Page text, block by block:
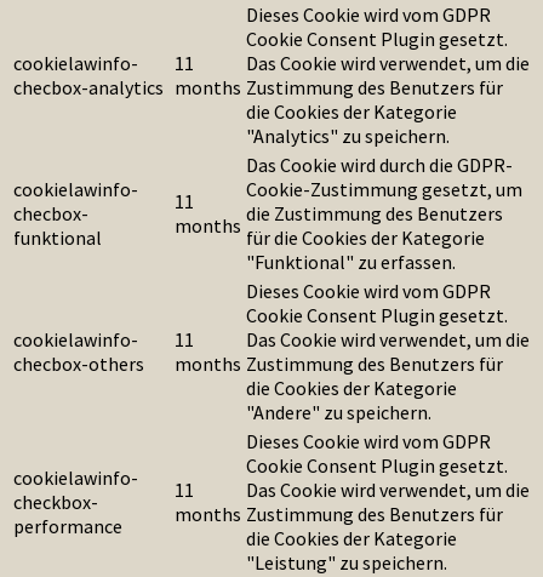
cookielawinfo-
checbox-analytics
11
months
Dieses Cookie wird vom GDPR
Cookie Consent Plugin gesetzt.
Das Cookie wird verwendet, um die
Zustimmung des Benutzers für
die Cookies der Kategorie
"Analytics" zu speichern.
cookielawinfo-
checbox-
funktional
11
months
Das Cookie wird durch die GDPR-
Cookie-Zustimmung gesetzt, um
die Zustimmung des Benutzers
für die Cookies der Kategorie
"Funktional" zu erfassen.
cookielawinfo-
checbox-others
11
months
Dieses Cookie wird vom GDPR
Cookie Consent Plugin gesetzt.
Das Cookie wird verwendet, um die
Zustimmung des Benutzers für
die Cookies der Kategorie
"Andere" zu speichern.
cookielawinfo-
checkbox-
performance
11
months
Dieses Cookie wird vom GDPR
Cookie Consent Plugin gesetzt.
Das Cookie wird verwendet, um die
Zustimmung des Benutzers für
die Cookies der Kategorie
"Leistung" zu speichern.